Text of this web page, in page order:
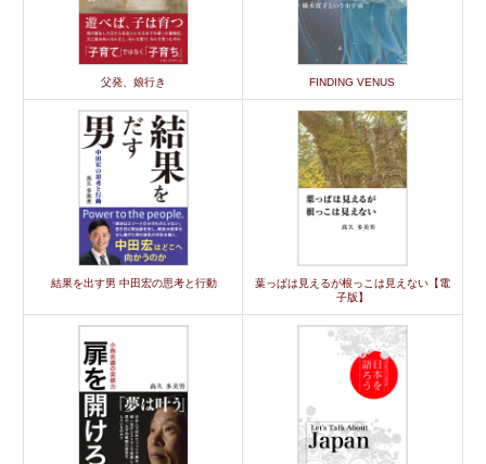
父発、娘行き FINDING VENUS
結果を出す男 中田宏の思考と行動
葉っぱは見えるが根っこは見えない【電
子版】